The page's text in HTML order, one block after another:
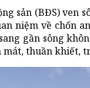
sản (BĐS) ven
niệm về chốn
gần sông
mát, thuần khiết,